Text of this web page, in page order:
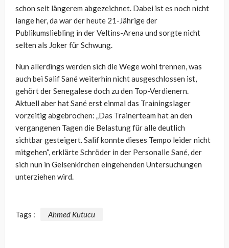
schon seit längerem abgezeichnet. Dabei ist es noch nicht
lange her, da war der heute 21-Jährige der
Publikumsliebling in der Veltins-Arena und sorgte nicht
selten als Joker für Schwung.
Nun allerdings werden sich die Wege wohl trennen, was
auch bei Salif Sané weiterhin nicht ausgeschlossen ist,
gehört der Senegalese doch zu den Top-Verdienern.
Aktuell aber hat Sané erst einmal das Trainingslager
vorzeitig abgebrochen: „Das Trainerteam hat an den
vergangenen Tagen die Belastung für alle deutlich
sichtbar gesteigert. Salif konnte dieses Tempo leider nicht
mitgehen“, erklärte Schröder in der Personalie Sané, der
sich nun in Gelsenkirchen eingehenden Untersuchungen
unterziehen wird.
Tags : Ahmed Kutucu